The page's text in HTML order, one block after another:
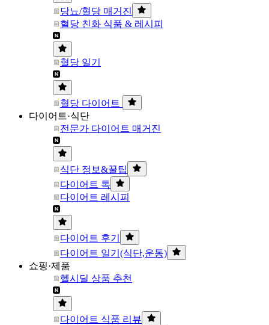
당뇨/혈당 매거진
혈당 친화 식품 & 레시피
혈당 일기
혈당 다이어트
다이어트·식단
전문가 다이어트 매거진
식단 정보&꿀팁
다이어트 톡
다이어트 레시피
다이어트 후기
다이어트 일기(식단,운동)
쇼핑·제품
헬시딜 상품 추천
다이어트 식품 리뷰